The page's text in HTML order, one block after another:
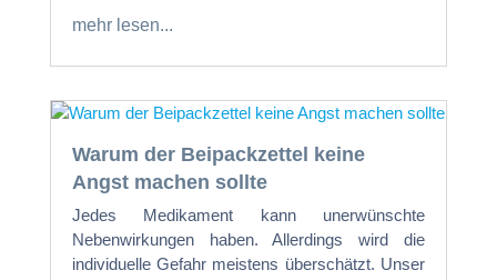
mehr lesen...
Warum der Beipackzettel keine
Angst machen sollte
Jedes Medikament kann unerwünschte
Nebenwirkungen haben. Allerdings wird die
individuelle Gefahr meistens überschätzt. Unser